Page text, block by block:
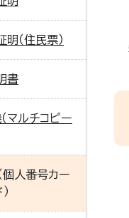
（住民票）
書
マルチコピー
個人番号カー